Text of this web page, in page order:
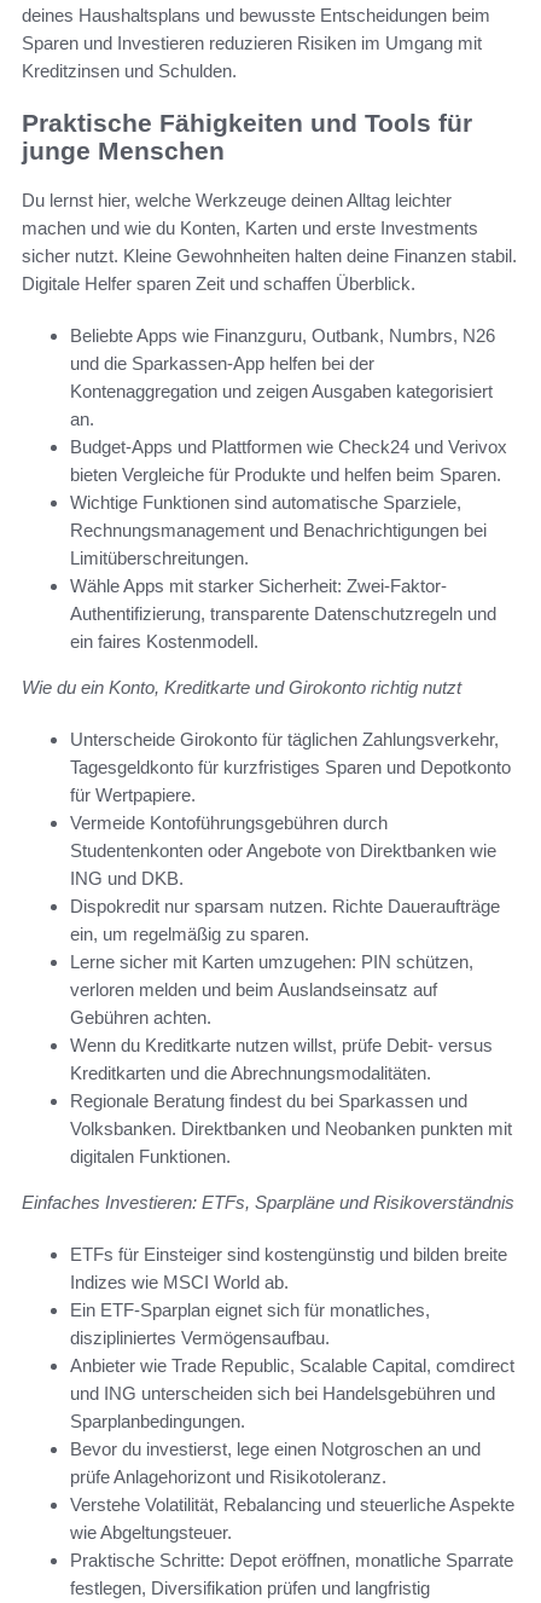
deines Haushaltsplans und bewusste Entscheidungen beim
Sparen und Investieren reduzieren Risiken im Umgang mit
Kreditzinsen und Schulden.
Praktische Fähigkeiten und Tools für
junge Menschen
Du lernst hier, welche Werkzeuge deinen Alltag leichter
machen und wie du Konten, Karten und erste Investments
sicher nutzt. Kleine Gewohnheiten halten deine Finanzen stabil.
Digitale Helfer sparen Zeit und schaffen Überblick.
Beliebte Apps wie Finanzguru, Outbank, Numbrs, N26
und die Sparkassen-App helfen bei der
Kontenaggregation und zeigen Ausgaben kategorisiert
an.
Budget-Apps und Plattformen wie Check24 und Verivox
bieten Vergleiche für Produkte und helfen beim Sparen.
Wichtige Funktionen sind automatische Sparziele,
Rechnungsmanagement und Benachrichtigungen bei
Limitüberschreitungen.
Wähle Apps mit starker Sicherheit: Zwei-Faktor-
Authentifizierung, transparente Datenschutzregeln und
ein faires Kostenmodell.
Wie du ein Konto, Kreditkarte und Girokonto richtig nutzt
Unterscheide Girokonto für täglichen Zahlungsverkehr,
Tagesgeldkonto für kurzfristiges Sparen und Depotkonto
für Wertpapiere.
Vermeide Kontoführungsgebühren durch
Studentenkonten oder Angebote von Direktbanken wie
ING und DKB.
Dispokredit nur sparsam nutzen. Richte Daueraufträge
ein, um regelmäßig zu sparen.
Lerne sicher mit Karten umzugehen: PIN schützen,
verloren melden und beim Auslandseinsatz auf
Gebühren achten.
Wenn du Kreditkarte nutzen willst, prüfe Debit- versus
Kreditkarten und die Abrechnungsmodalitäten.
Regionale Beratung findest du bei Sparkassen und
Volksbanken. Direktbanken und Neobanken punkten mit
digitalen Funktionen.
Einfaches Investieren: ETFs, Sparpläne und Risikoverständnis
ETFs für Einsteiger sind kostengünstig und bilden breite
Indizes wie MSCI World ab.
Ein ETF-Sparplan eignet sich für monatliches,
diszipliniertes Vermögensaufbau.
Anbieter wie Trade Republic, Scalable Capital, comdirect
und ING unterscheiden sich bei Handelsgebühren und
Sparplanbedingungen.
Bevor du investierst, lege einen Notgroschen an und
prüfe Anlagehorizont und Risikotoleranz.
Verstehe Volatilität, Rebalancing und steuerliche Aspekte
wie Abgeltungsteuer.
Praktische Schritte: Depot eröffnen, monatliche Sparrate
festlegen, Diversifikation prüfen und langfristig